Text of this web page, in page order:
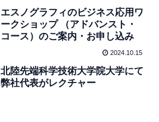
エスノグラフィのビジネス応用ワ
ークショップ （アドバンスト・
コース）のご案内・お申し込み
2024.10.15
北陸先端科学技術大学院大学にて
弊社代表がレクチャー